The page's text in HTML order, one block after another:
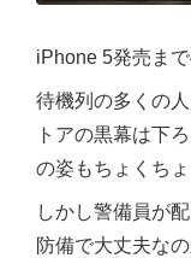
iPhone 5発売ま
待機列の多くの
トアの黒幕は下
の姿もちょくちょ
しかし警備員が
防備で大丈夫な